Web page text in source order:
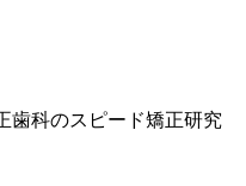
歯科のスピード矯正研究